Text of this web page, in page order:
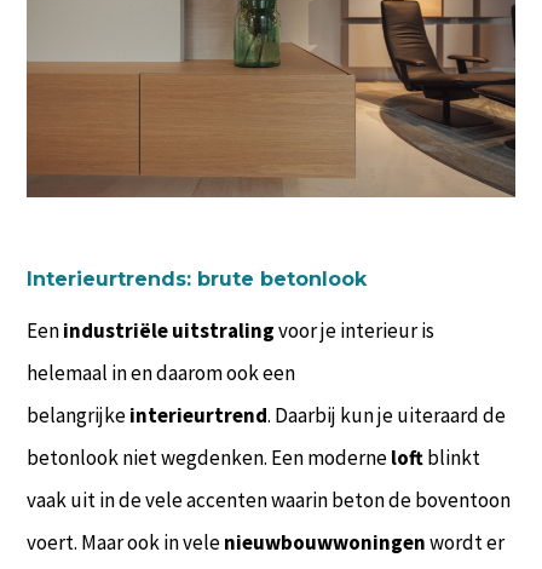
Interieurtrends: brute betonlook
Eenindustriële uitstraling voor je interieur is
helemaal in en daarom ook een
belangrijkeinterieurtrend. Daarbij kun je uiteraard de
betonlook niet wegdenken. Een moderneloftblinkt
vaak uit in de vele accenten waarin beton de boventoon
voert. Maar ook in velenieuwbouwwoningen wordt er